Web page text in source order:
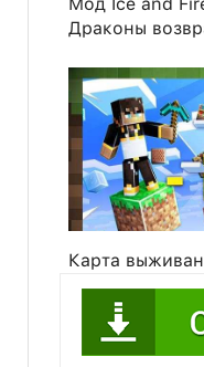
Panda_Fire11
Драконы
Карта